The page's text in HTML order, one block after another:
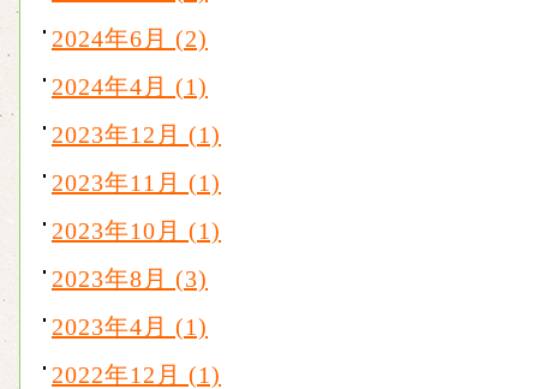
2024年6月 (2)
2024年4月 (1)
2023年12月 (1)
2023年11月 (1)
2023年10月 (1)
2023年8月 (3)
2023年4月 (1)
2022年12月 (1)